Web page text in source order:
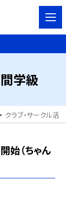
学級
クラブ・サークル
始（ちゃん